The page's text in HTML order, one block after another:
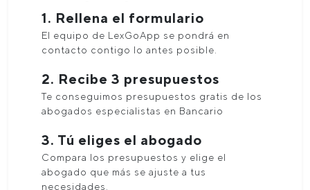
1. Rellena el formulario
El equipo de LexGoApp se pondrá en
contacto contigo lo antes posible.
2. Recibe 3 presupuestos
Te conseguimos presupuestos gratis de los
abogados especialistas en Bancario
3. Tú eliges el abogado
Compara los presupuestos y elige el
abogado que más se ajuste a tus
necesidades.